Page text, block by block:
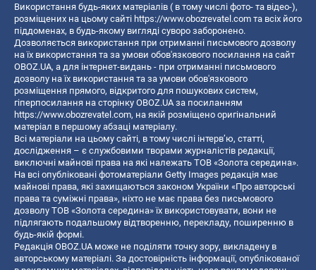
Використання будь-яких матеріалів ( в тому числі фото- та відео-),
розміщених на цьому сайті https://www.obozrevatel.com та всіх його
піддоменах, в будь-якому вигляді суворо заборонено.
Дозволяється використання при отриманні письмового дозволу
на їх використання та за умови обов'язкового посилання на сайт
OBOZ.UA, а для інтернет-видань - при отриманні письмового
дозволу на їх використання та за умови обов'язкового
розміщення прямого, відкритого для пошукових систем,
гіперпосилання на сторінку OBOZ.UA за посиланням
https://www.obozrevatel.com, на якій розміщено оригінальний
матеріал в першому абзаці матеріалу.
Всі матеріали на цьому сайті, в тому числі інтерв’ю, статті,
дослідження – є службовими творами журналістів редакції,
виключні майнові права на які належать ТОВ «Золота середина».
На всі опубліковані фотоматеріали Getty Images редакція має
майнові права, які захищаються законом України «Про авторські
права та суміжні права», ніхто не має права без письмового
дозволу ТОВ «Золота середина» їх використовувати, вони не
підлягають подальшому відтворенню, перекладу, поширенню в
будь-якій формі.
Редакція OBOZ.UA може не поділяти точку зору, викладену в
авторському матеріалі. За достовірність інформації, опублікованої